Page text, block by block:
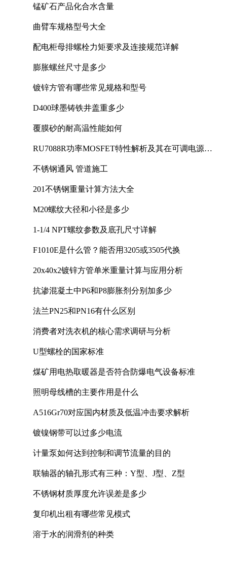
锰矿石产品化合水含量
曲臂车规格型号大全
配电柜母排螺栓力矩要求及连接规范详解
膨胀螺丝尺寸是多少
镀锌方管有哪些常见规格和型号
D400球墨铸铁井盖重多少
覆膜砂的耐高温性能如何
RU7088R功率MOSFET特性解析及其在可调电源设
不锈钢通风 管道施工
201不锈钢重量计算方法大全
M20螺纹大径和小径是多少
1-1/4 NPT螺纹参数及底孔尺寸详解
F1010E是什么管？能否用3205或3505代换
20x40x2镀锌方管单米重量计算与应用分析
抗渗混凝土中P6和P8膨胀剂分别加多少
法兰PN25和PN16有什么区别
消费者对洗衣机的核心需求调研与分析
U型螺栓的国家标准
煤矿用电热取暖器是否符合防爆电气设备标准
照明母线槽的主要作用是什么
A516Gr70对应国内材质及低温冲击要求解析
镀镍钢带可以过多少电流
计量泵如何达到控制和调节流量的目的
联轴器的轴孔形式有三种：Y型、J型、Z型
不锈钢材质厚度允许误差是多少
复印机出租有哪些常见模式
溶于水的润滑剂的种类